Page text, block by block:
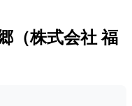
（株式会社 福